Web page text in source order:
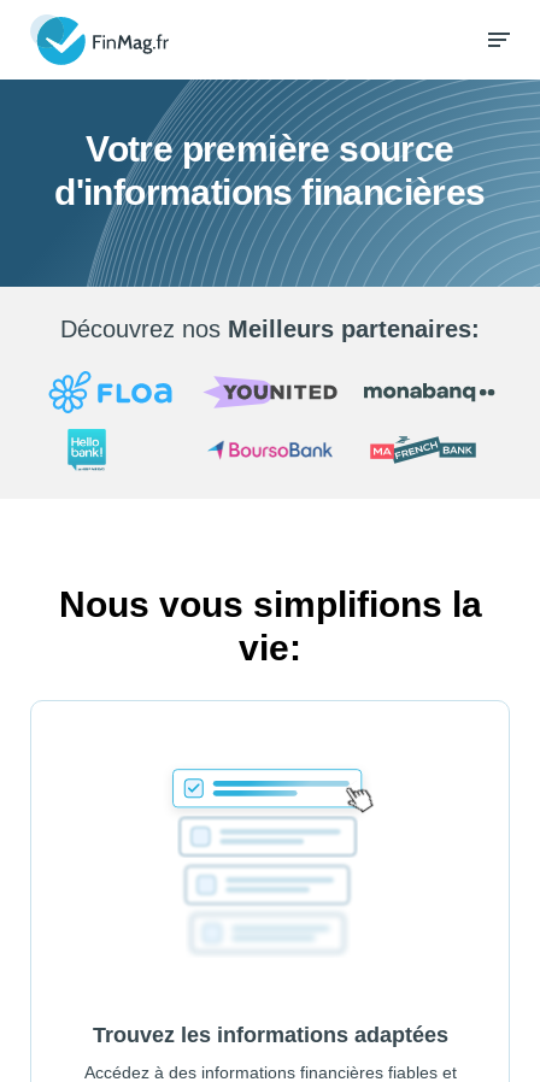
Votre première source
d'informations financières
Découvrez nos Meilleurs partenaires:
Nous vous simplifions la
vie:
Trouvez les informations adaptées
Accédez à des informations financières fiables et